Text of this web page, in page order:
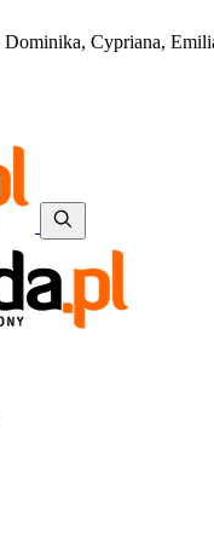
Dominika, Cypriana,